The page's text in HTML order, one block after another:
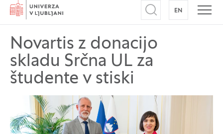
Domov
Odpri iskalnik
EN NA
Novartis z donacijo
skladu Srčna UL za
študente v stiski